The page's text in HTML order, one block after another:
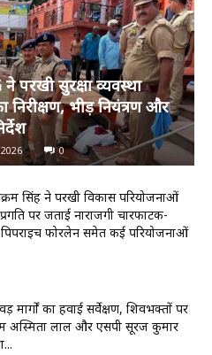
परखी सुरक्षा व्यवस्था
निरीक्षण, भीड़ नियंत्रण और
0
सिंह ने परखी विकास परियोजनाओं
पर जताई नाराजगी चारफाटक-
फोरलेन समेत कई परियोजनाओं
मार्गों का हवाई सर्वेक्षण, शिवभक्तों पर
अस्मिता लाल और एसपी सूरज कुमार